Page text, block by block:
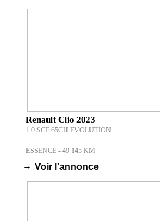
Renault Clio 2023
1.0 SCE 65CH EVOLUTION
ESSENCE - 49 145 KM
→ Voir l'annonce